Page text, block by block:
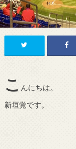
こ んにちは。
新垣覚です。